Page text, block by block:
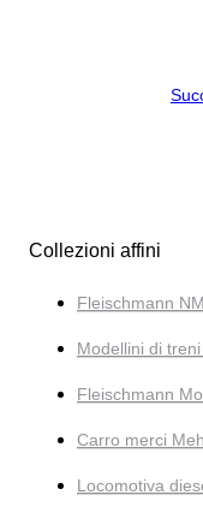
Collezioni affini
Fleischmann
Modellini di
Fleischmann
Carro merci
Locomotiva